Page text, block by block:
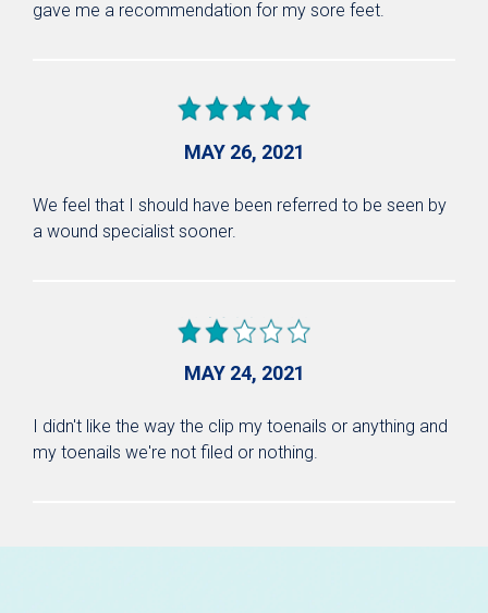
gave me a recommendation for my sore feet.
MAY 26, 2021
We feel that I should have been referred to be seen by
a wound specialist sooner.
MAY 24, 2021
I didn't like the way the clip my toenails or anything and
my toenails we're not filed or nothing.